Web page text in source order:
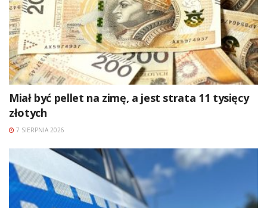
Miał być pellet na zimę, a jest strata 11 tysięcy
złotych
7 SIERPNIA 2026